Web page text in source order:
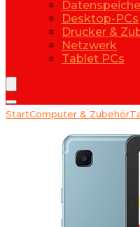
Desktop-PCs
Drucker &
Netzwerk
Tablet PCs
StartComputer & Zubehör